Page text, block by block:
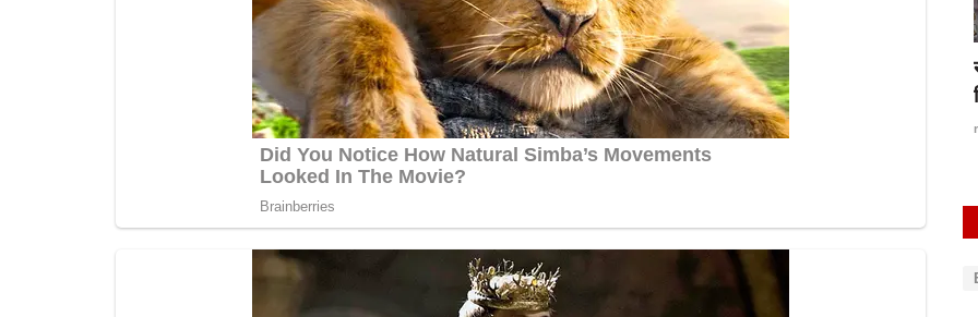
रायबरेली-गांव के ही आधा दर्जन दंबगों ने घर में घूसकर
जमकर...
rexpress Oct 20, 2025 0 550